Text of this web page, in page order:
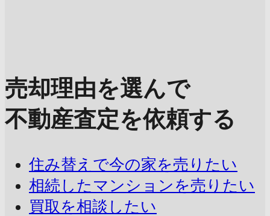
売却理由を選んで
不動産査定を依頼する
住み替えで今の家を売りたい
相続したマンションを売りたい
買取を相談したい